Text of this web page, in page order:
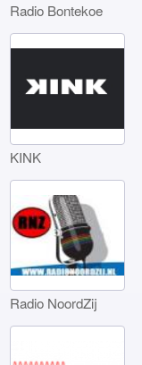
Radio Bontekoe
KINK
Radio NoordZij